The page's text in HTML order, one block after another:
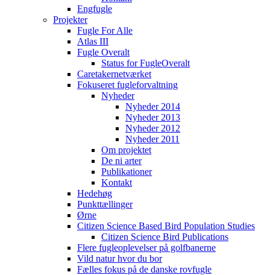
Engfugle
Projekter
Fugle For Alle
Atlas III
Fugle Overalt
Status for FugleOveralt
Caretakernetværket
Fokuseret fugleforvaltning
Nyheder
Nyheder 2014
Nyheder 2013
Nyheder 2012
Nyheder 2011
Om projektet
De ni arter
Publikationer
Kontakt
Hedehøg
Punkttællinger
Ørne
Citizen Science Based Bird Population Studies
Citizen Science Bird Publications
Flere fugleoplevelser på golfbanerne
Vild natur hvor du bor
Fælles fokus på de danske rovfugle